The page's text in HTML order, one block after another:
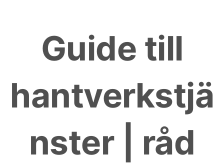
contentGuide till
hantverkstjä
nster | råd